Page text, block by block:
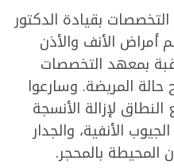
بقيادة الدكتور
الأنف والأذن
بمعهد التخصصات
حالة المريضة. وسارعوا
لإزالة الأنسجة
الأنفية، والجدار
المحيطة بالمحجر.